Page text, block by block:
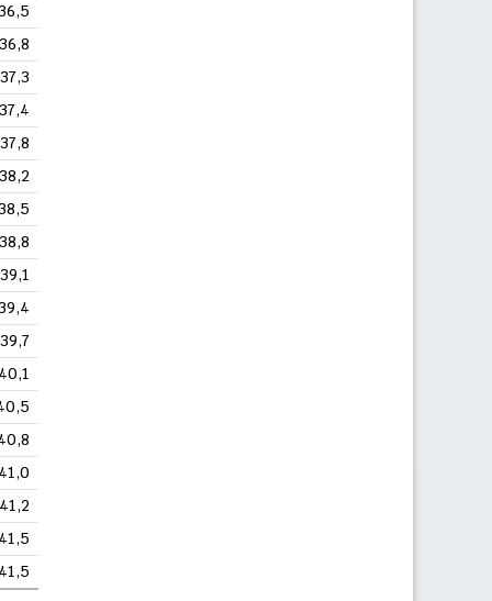
36,8
37,3
37,4
37,8
38,2
38,8
39,1
39,7
41,2